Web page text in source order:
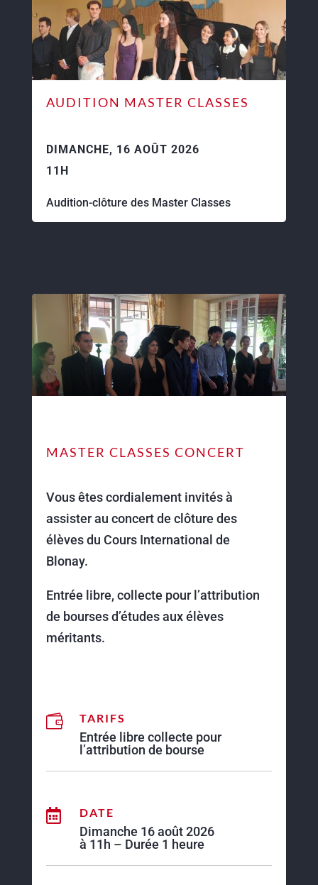
AUDITION MASTER CLASSES
DIMANCHE, 16 AOÛT 2026
11H
Audition-clôture des Master Classes
MASTER CLASSES CONCERT
Vous êtes cordialement invités à
assister au concert de clôture des
élèves du Cours International de
Blonay.
Entrée libre, collecte pour l’attribution
de bourses d’études aux élèves
méritants.
 TARIFS
Entrée libre collecte pour
l’attribution de bourse
 DATE
Dimanche 16 août 2026
à 11h – Durée 1 heure